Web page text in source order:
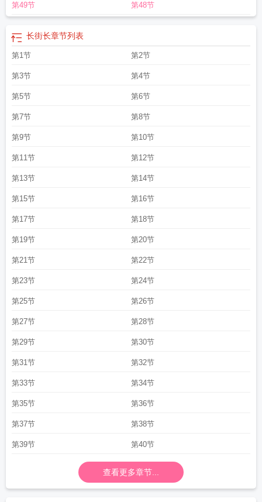
第49节 第48节
长街长章节列表
第1节 第2节
第3节 第4节
第5节 第6节
第7节 第8节
第9节 第10节
第11节 第12节
第13节 第14节
第15节 第16节
第17节 第18节
第19节 第20节
第21节 第22节
第23节 第24节
第25节 第26节
第27节 第28节
第29节 第30节
第31节 第32节
第33节 第34节
第35节 第36节
第37节 第38节
第39节 第40节
查看更多章节...